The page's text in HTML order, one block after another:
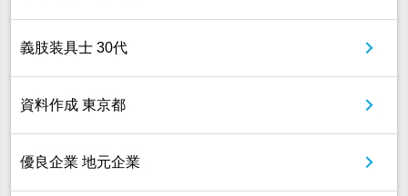
義肢装具士 30代
資料作成 東京都
優良企業 地元企業